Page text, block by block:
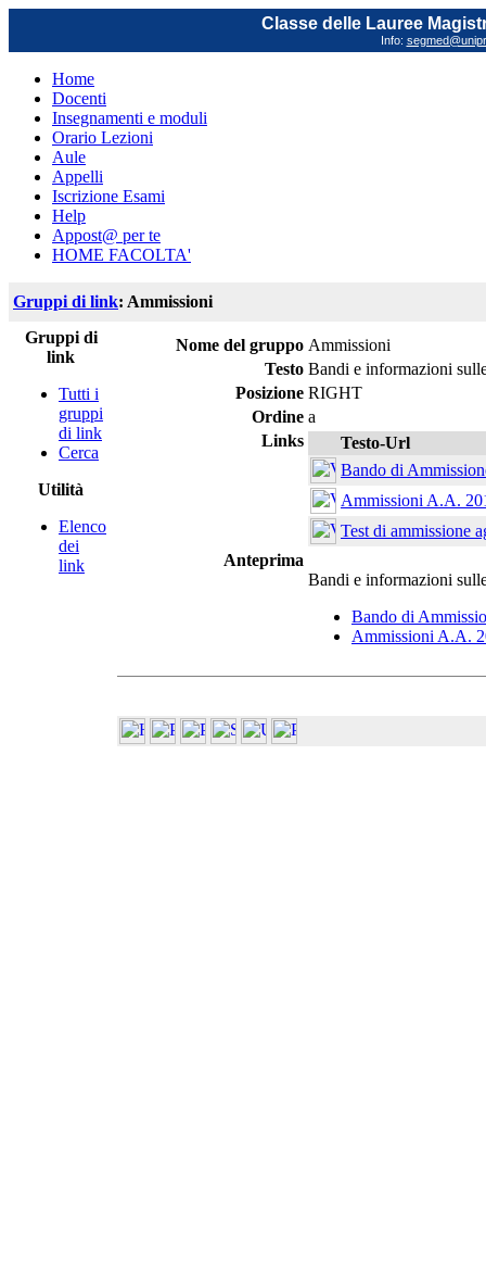
Classe delle Lauree
Info:
Home
Docenti
Insegnamenti e moduli
Orario Lezioni
Aule
Appelli
Iscrizione Esami
Help
Appost@ per te
HOME FACOLTA'
Gruppi di link: Ammissioni
Gruppi di
link
Tutti i
gruppi
di link
Cerca
Utilità
Elenco
dei
link
Nome del gruppo Ammissioni
Testo Bandi e informazioni
Posizione RIGHT
Ordine a
Links
Testo-Url
Bando di
Ammissioni A.A.
Test di ammissione
Anteprima
Bandi e informazioni
Bando di
Ammissioni A.A.